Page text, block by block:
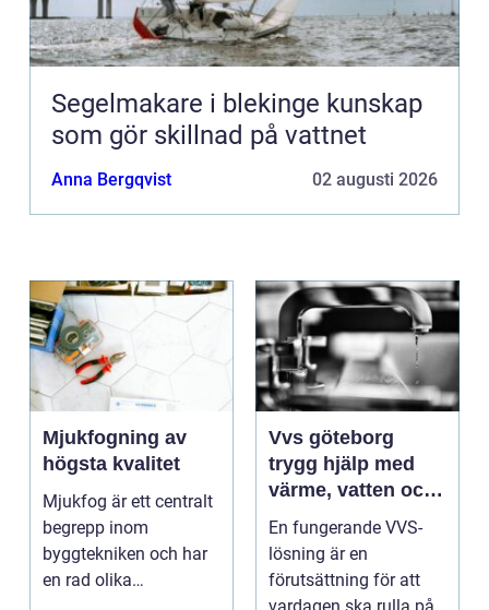
Segelmakare i blekinge kunskap
som gör skillnad på vattnet
Anna Bergqvist 02 augusti 2026
Mjukfogning av
högsta kvalitet
Mjukfog är ett centralt
begrepp inom
byggtekniken och har
en rad olika
Vvs göteborg
trygg hjälp med
värme, vatten och
sanitet
En fungerande VVS-
lösning är en
förutsättning för att